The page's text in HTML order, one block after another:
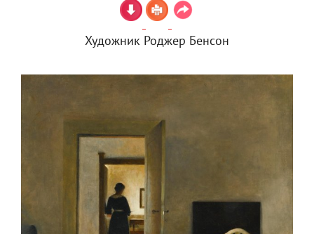
Художник Роджер Бенсон